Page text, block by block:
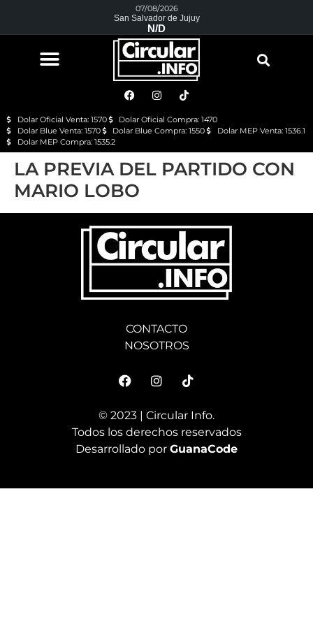
07/08/2026
San Salvador de Jujuy
N/D
Dolar Oficial Venta: 1570
Dolar Oficial Compra: 1470
Dolar Blue Venta: 1570
Dolar Blue Compra: 1550
Dolar MEP Venta: 1536.1
Dolar MEP Compra: 1535.2
LA PREVIA DEL PARTIDO CON
MARIO LOBO
CONTACTO
NOSOTROS
© 2023 | Circular Info.
Todos los derechos reservados
Desarrollado por GuanaCode